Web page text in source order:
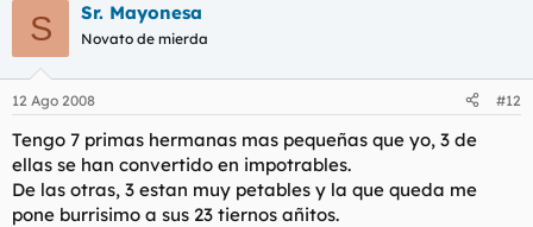
S Sr. Mayonesa
Novato de mierda
12 Ago 2008 #12
Tengo 7 primas hermanas mas pequeñas que yo, 3 de
ellas se han convertido en impotrables.
De las otras, 3 estan muy petables y la que queda me
pone burrisimo a sus 23 tiernos añitos.